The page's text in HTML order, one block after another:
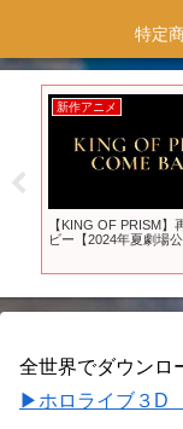
新作アニメ
【KING OF PRISM】
ビー【2024年夏劇場公
全世界でダウンロ
▶ホロライブ３D